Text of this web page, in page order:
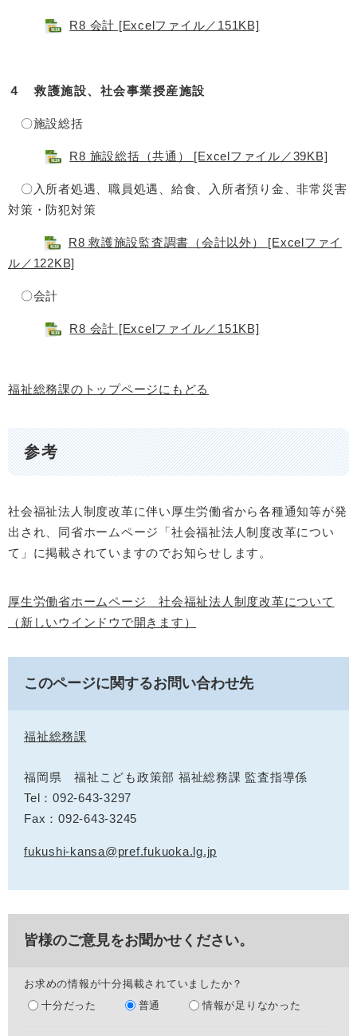
R8 会計 [Excelファイル／151KB]
４ 救護施設、社会事業授産施設
〇施設総括
R8 施設総括（共通） [Excelファイル／39KB]
〇入所者処遇、職員処遇、給食、入所者預り金、非常災害
対策・防犯対策
R8 救護施設監査調書（会計以外） [Excelファイ
ル／122KB]
〇会計
R8 会計 [Excelファイル／151KB]
福祉総務課のトップページにもどる
参考
社会福祉法人制度改革に伴い厚生労働省から各種通知等が発
出され、同省ホームページ「社会福祉法人制度改革につい
て」に掲載されていますのでお知らせします。
厚生労働省ホームページ 社会福祉法人制度改革について
（新しいウインドウで開きます）
このページに関するお問い合わせ先
福祉総務課
福岡県 福祉こども政策部 福祉総務課 監査指導係
Tel：092-643-3297
Fax：092-643-3245
fukushi-kansa@pref.fukuoka.lg.jp
皆様のご意見をお聞かせください。
お求めの情報が十分掲載されていましたか？
十分だった
普通 情報が足りなかった